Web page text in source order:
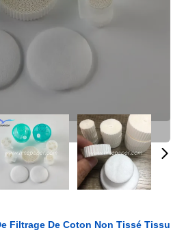
Filtrage De Coton Non Tissé Tissu